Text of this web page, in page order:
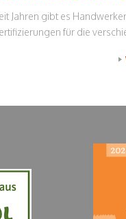
Jahren gibt es
für die